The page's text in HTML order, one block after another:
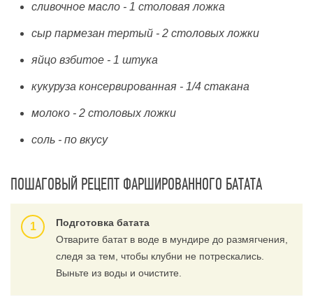
сливочное масло - 1 столовая ложка
сыр пармезан тертый - 2 столовых ложки
яйцо взбитое - 1 штука
кукуруза консервированная - 1/4 стакана
молоко - 2 столовых ложки
соль - по вкусу
ПОШАГОВЫЙ РЕЦЕПТ ФАРШИРОВАННОГО БАТАТА
Подготовка батата
Отварите батат в воде в мундире до размягчения,
следя за тем, чтобы клубни не потрескались.
Выньте из воды и очистите.